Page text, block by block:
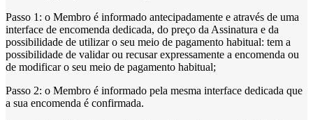
Passo 1: o Membro é informado antecipadamente e através de uma
interface de encomenda dedicada, do preço da Assinatura e da
possibilidade de utilizar o seu meio de pagamento habitual: tem a
possibilidade de validar ou recusar expressamente a encomenda ou
de modificar o seu meio de pagamento habitual;
Passo 2: o Membro é informado pela mesma interface dedicada que
a sua encomenda é confirmada.